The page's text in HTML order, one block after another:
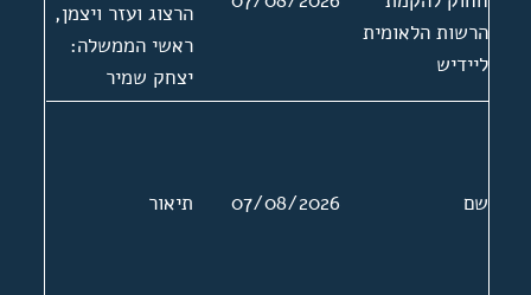
הרשות הלאומית
ליידיש
הרצוג ועזר ויצמן,
ראשי הממשלה:
יצחק שמיר
ושמעון פרס,
פרוטוקלים,
שם 07/08/2026 תיאור